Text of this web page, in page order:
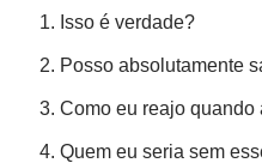
Isso é verdade?
Posso absolutamente
Como eu reajo quando
Quem eu seria sem